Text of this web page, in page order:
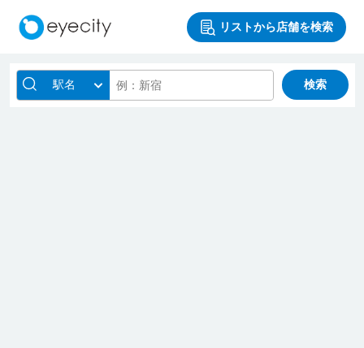
リストから店舗を検索
駅名 検索